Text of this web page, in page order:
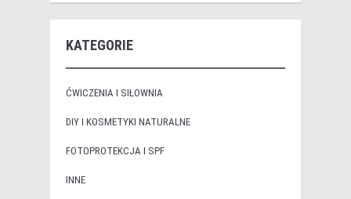
KATEGORIE
ĆWICZENIA I SIŁOWNIA
DIY I KOSMETYKI NATURALNE
FOTOPROTEKCJA I SPF
INNE